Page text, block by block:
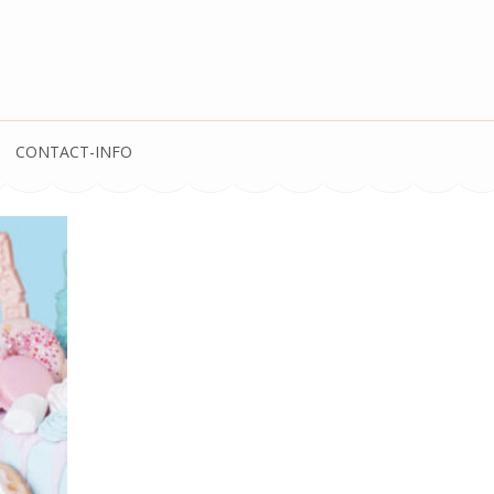
CONTACT-INFO